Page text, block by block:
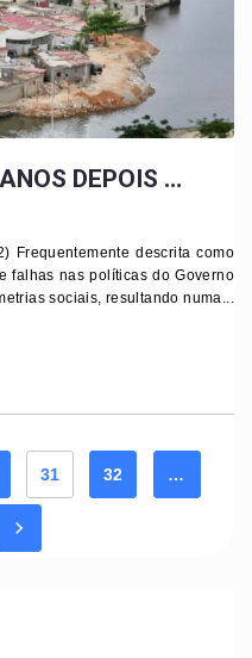
DEPOIS …
Frequentemente descrita como
falhas nas políticas do Governo
sociais, resultando numa...
31 32 …